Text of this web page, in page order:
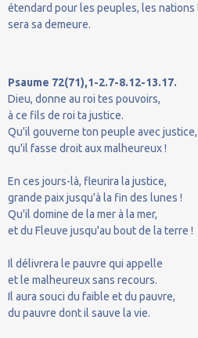
étendard pour les peuples, les
sera sa demeure.
Psaume 72(71),1-2.7-8.12-13.17.
Dieu, donne au roi tes pouvoirs,
à ce fils de roi ta justice.
Qu'il gouverne ton peuple avec justice,
qu'il fasse droit aux malheureux !
En ces jours-là, fleurira la justice,
grande paix jusqu'à la fin des lunes !
Qu'il domine de la mer à la mer,
et du Fleuve jusqu'au bout de la terre !
Il délivrera le pauvre qui appelle
et le malheureux sans recours.
Il aura souci du faible et du pauvre,
du pauvre dont il sauve la vie.